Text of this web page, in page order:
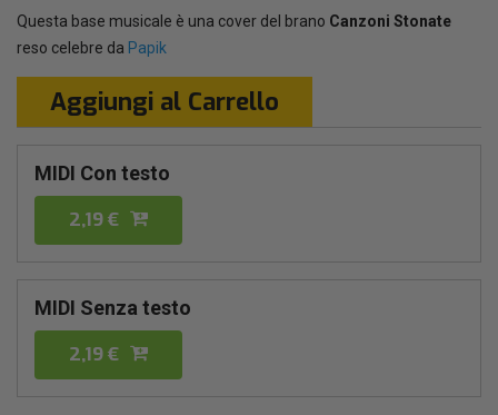
Questa base musicale è una cover del brano Canzoni Stonate
reso celebre da Papik
Aggiungi al Carrello
MIDI Con testo
2,19 €
MIDI Senza testo
2,19 €